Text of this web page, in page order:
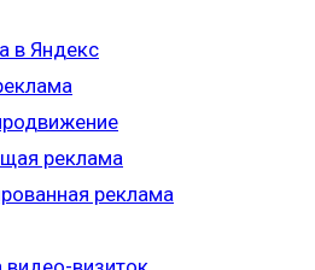
в Яндекс
реклама
реклама